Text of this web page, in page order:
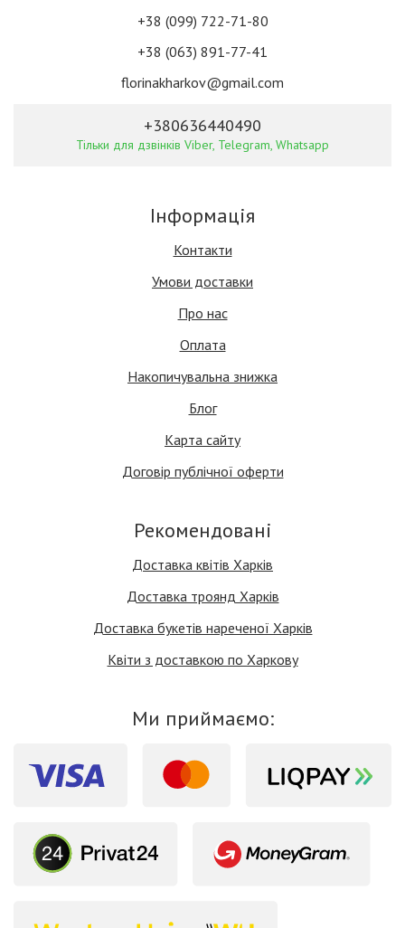
+38 (099) 722-71-80
+38 (063) 891-77-41
florinakharkov@gmail.com
+380636440490
Тільки для дзвінків Viber, Telegram, Whatsapp
Інформація
Контакти
Умови доставки
Про нас
Оплата
Накопичувальна знижка
Блог
Карта сайту
Договір публічної оферти
Рекомендовані
Доставка квітів Харків
Доставка троянд Харків
Доставка букетів нареченої Харків
Квіти з доставкою по Харкову
Ми приймаємо: